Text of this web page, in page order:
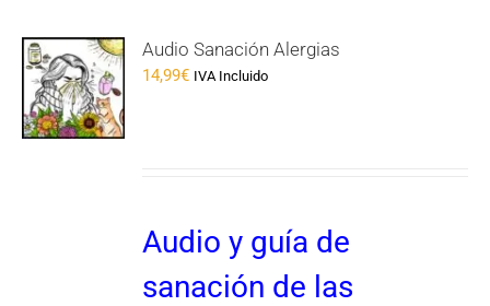
Audio Sanación Alergias
14,99€ IVA Incluido
Audio y guía de
sanación de las